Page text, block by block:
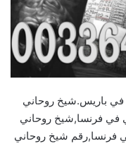
باريس.شيخ روحاني
في فرنسا,شيخ روحاني
فرنسا,رقم شيخ روحاني